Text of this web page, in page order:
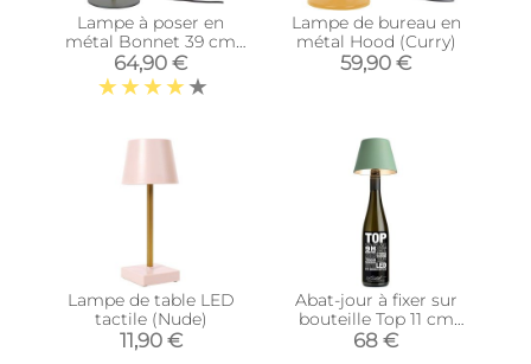
Lampe à poser en
métal Bonnet 39 cm
(Vert et noir)
64,90 €
Lampe de bureau en
métal Hood (Curry)
59,90 €
Lampe de table LED
tactile (Nude)
11,90 €
Abat-jour à fixer sur
bouteille Top 11 cm
(Vert olive)
68 €